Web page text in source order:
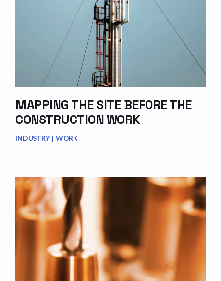
MAPPING THE SITE BEFORE THE
CONSTRUCTION WORK
INDUSTRY WORK